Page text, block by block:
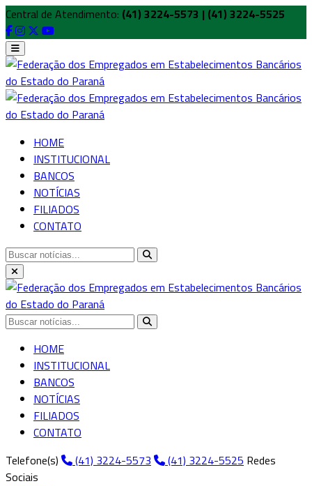
Central de Atendimento: (41) 3224-5573 | (41) 3224-5525
HOME
INSTITUCIONAL
BANCOS
NOTÍCIAS
FILIADOS
CONTATO
HOME
INSTITUCIONAL
BANCOS
NOTÍCIAS
FILIADOS
CONTATO
Telefone(s)
(41) 3224-5573 (41) 3224-5525 Redes
Sociais